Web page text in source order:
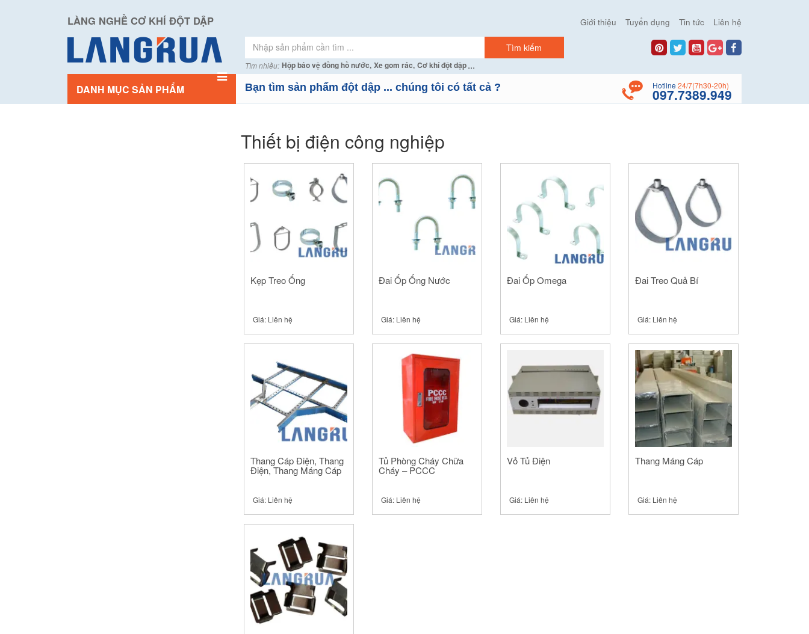
LÀNG NGHỀ CƠ KHÍ ĐỘT DẬP Giới thiệu Tuyển dụng Tin tức Liên hệ
Tìm nhiều: Hộp bảo vệ đồng hồ nước, Xe gom rác, Cơ khí đột dập...
DANH MỤC SẢN PHẨM Bạn tìm sản phẩm đột dập ... chúng tôi có tất cả ? Hotline 24/7(7h30-20h)
097.7389.949
Thiết bị điện công nghiệp
Kẹp Treo Ống
Giá: Liên hệ
Đai Ốp Ống Nước
Giá: Liên hệ
Đai Ốp Omega
Giá: Liên hệ
Đai Treo Quả Bí
Giá: Liên hệ
Thang Cáp Điện, Thang
Điện, Thang Máng Cáp
Giá: Liên hệ
Tủ Phòng Cháy Chữa
Cháy – PCCC
Giá: Liên hệ
Vỏ Tủ Điện
Giá: Liên hệ
Thang Máng Cáp
Giá: Liên hệ